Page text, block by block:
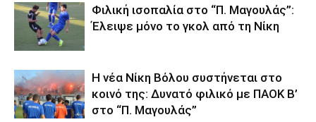
Φιλική ισοπαλία στο “Π. Μαγουλάς”:
Έλειψε μόνο το γκολ από τη Νίκη
Η νέα Νίκη Βόλου συστήνεται στο
κοινό της: Δυνατό φιλικό με ΠΑΟΚ Β’
στο “Π. Μαγουλάς”